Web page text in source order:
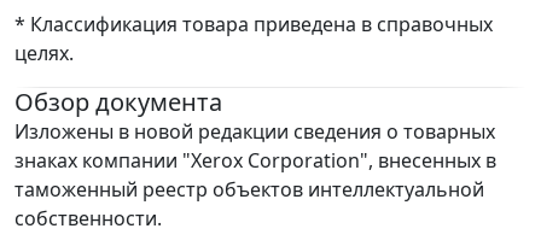
* Классификация товара приведена в справочных
целях.
Обзор документа
Изложены в новой редакции сведения о товарных
знаках компании "Хеrох Соrporation", внесенных в
таможенный реестр объектов интеллектуальной
собственности.